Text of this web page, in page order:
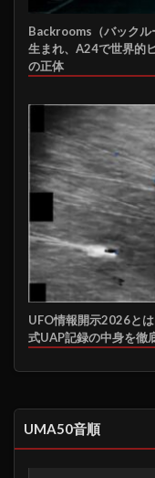
Backrooms（バック
生まれ、A24で世界的
の正体
UFO情報開示2026と
式UAP記録の中身を徹
UMA50音順